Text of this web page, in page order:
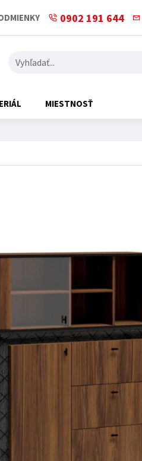
0902 191 644
MIESTNOSŤ